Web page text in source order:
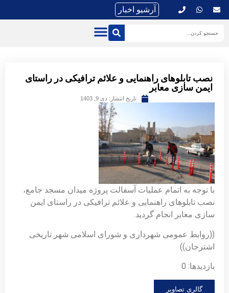
آرشیو اخبار
نصب تابلوهای راهنمایی و علائم ترافیکی در راستای
ایمن سازی معابر
تاریخ انتشار: دی 9, 1403
با توجه به اتمام عملیات آسفالت پروژه میدان مسجد جامع،
نصب تابلوهای راهنمایی و علائم ترافیکی در راستای ایمن
سازی معابر انجام گردید.
((روابط عمومی شهرداری و شورای اسلامی شهر تاریخی
اشترجان))
بازدیدها: 0
گالری تصاویر